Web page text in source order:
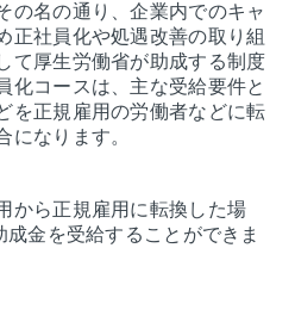
の名の通り、企業内でのキャ
正社員化や処遇改善の取り組
て厚生労働省が助成する制度
化コースは、主な受給要件と
を正規雇用の労働者などに転
になります。
から正規雇用に転換した場
金を受給することができま